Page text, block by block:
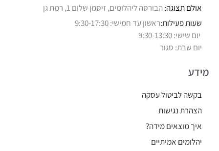
אולם תצוגה: הבורסה ליהלומים, זיסמן שלום 1, רמת גן
שעות פעילות:ראשון עד חמישי: 9:30-17:30
יום שישי: 9:30-13:30
יום שבת: סגור
מידע
בקשה לביטול עסקה
הצהרת נגישות
איך מוצאים מידה?
יהלומים אמיתיים